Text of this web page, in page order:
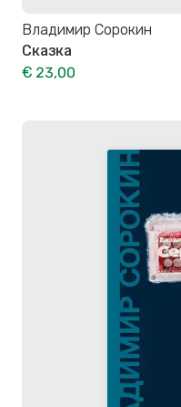
Владимир Сорокин
Сказка
€ 23,00